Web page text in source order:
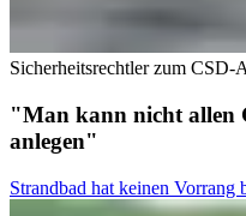
Sicherheitsrechtler zum CSD-
"Man kann nicht allen
anlegen"
Strandbad hat keinen Vorrang